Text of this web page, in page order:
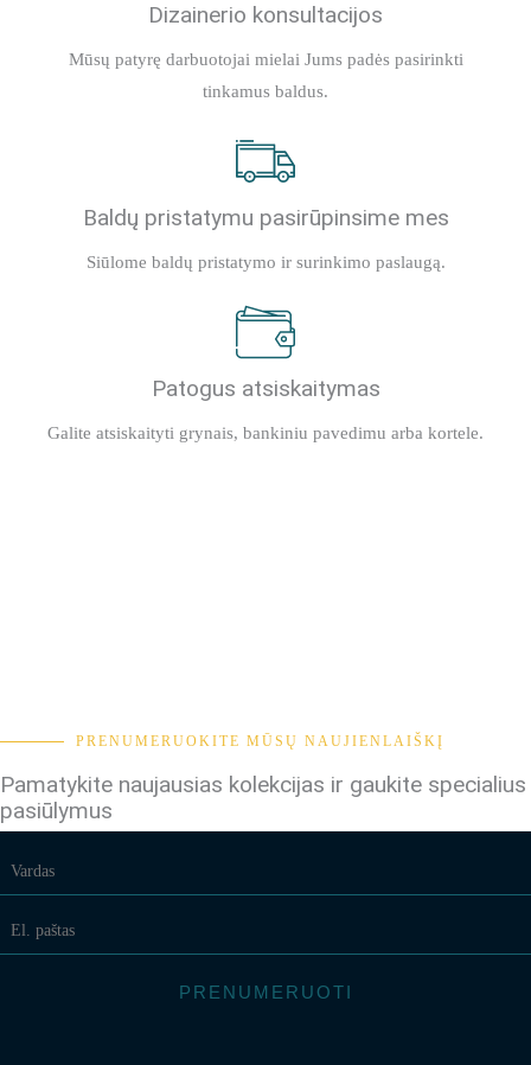
Dizainerio konsultacijos
Mūsų patyrę darbuotojai mielai Jums padės pasirinkti
tinkamus baldus.
Baldų pristatymu pasirūpinsime mes
Siūlome baldų pristatymo ir surinkimo paslaugą.
Patogus atsiskaitymas
Galite atsiskaityti grynais, bankiniu pavedimu arba kortele.
PRENUMERUOKITE MŪSŲ NAUJIENLAIŠKĮ
Pamatykite naujausias kolekcijas ir gaukite specialius
pasiūlymus
PRENUMERUOTI